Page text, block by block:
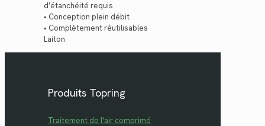
d’étanchéité requis
• Conception plein débit
• Complètement réutilisables
Laiton
Produits Topring
Traitement de l'air comprimé